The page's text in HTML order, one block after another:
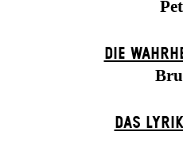
DIE
DAS